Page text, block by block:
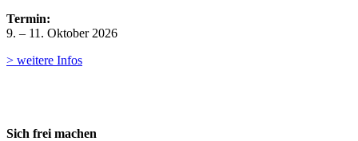
Termin:
9. – 11. Oktober 2026
> weitere Infos
Sich frei machen